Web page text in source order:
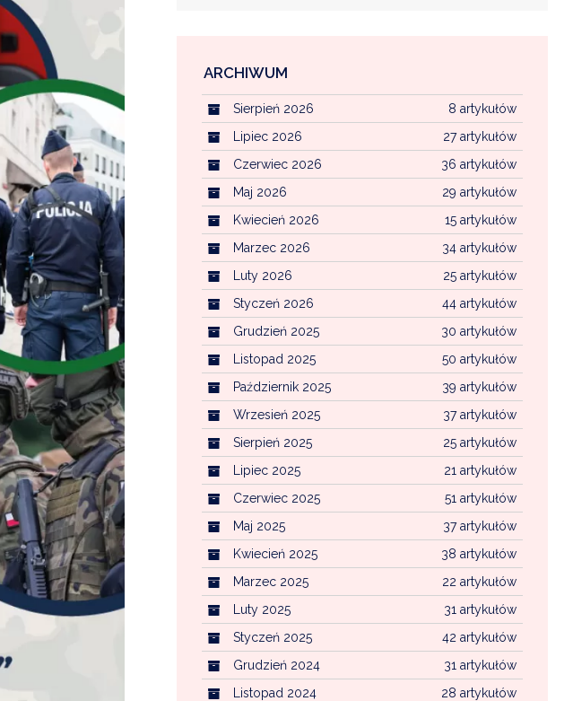
ZDROWIE
ROLNICTWO
CZYSTE POWIETRZE EKOINTERWENCJA
WFOŚ CZYSTE POWIETRZE
CENTRALNA EWIDENCJA EMISYJNOŚCI
GOSPODARKA ODPADAMI KOMUNALNYMI
KOMUNIKACJA
PRZYDATNE STRONY
ARCHIWUM
8 artykułów
Sierpień 2026
27 artykułów
Lipiec 2026
36 artykułów
Czerwiec 2026
29 artykułów
Maj 2026
15 artykułów
Kwiecień 2026
34 artykułów
Marzec 2026
25 artykułów
Luty 2026
44 artykułów
Styczeń 2026
30 artykułów
Grudzień 2025
50 artykułów
Listopad 2025
39 artykułów
Październik 2025
37 artykułów
Wrzesień 2025
25 artykułów
Sierpień 2025
21 artykułów
Lipiec 2025
51 artykułów
Czerwiec 2025
37 artykułów
Maj 2025
38 artykułów
Kwiecień 2025
22 artykułów
Marzec 2025
31 artykułów
Luty 2025
42 artykułów
Styczeń 2025
31 artykułów
Grudzień 2024
28 artykułów
Listopad 2024